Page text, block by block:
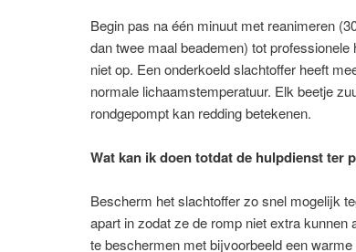
Begin pas na één minuut met reanimeren
dan twee maal beademen) tot
niet op. Een onderkoeld slachtoffer heeft
normale lichaamstemperatuur. Elk beetje
rondgepompt kan redding betekenen.
Wat kan ik doen totdat de hulpdienst ter
Bescherm het slachtoffer zo snel mogelijk
apart in zodat ze de romp niet extra kunnen
te beschermen met bijvoorbeeld een